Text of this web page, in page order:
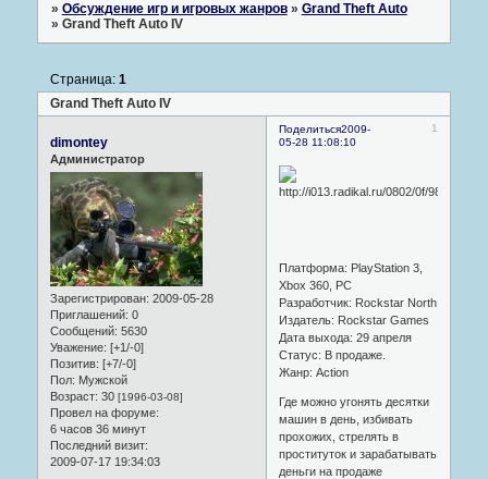
» Обсуждение игр и игровых жанров » Grand Theft Auto
» Grand Theft Auto IV
Grand Theft Auto IV
Страница: 1
Поделиться 1
2009-
05-28 11:08:10
dimontey
Администратор
Зарегистрирован: 2009-05-28
Приглашений: 0
Сообщений: 5630
Уважение: [+1/-0]
Позитив: [+7/-0]
Пол: Мужской
Возраст: 30 [1996-03-08]
Провел на форуме:
6 часов 36 минут
Последний визит:
2009-07-17 19:34:03
Платформа: PlayStation 3,
Xbox 360, PC
Разработчик: Rockstar North
Издатель: Rockstar Games
Дата выхода: 29 апреля
Статус: В продаже.
Жанр: Action
Где можно угонять десятки
машин в день, избивать
прохожих, стрелять в
проституток и зарабатывать
деньги на продаже